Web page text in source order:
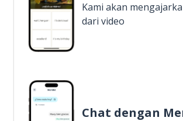
Kami akan
dari video
Chat dengan